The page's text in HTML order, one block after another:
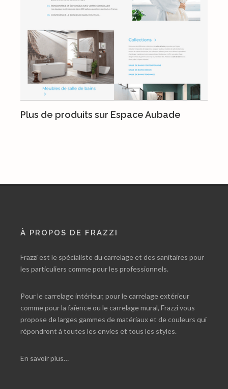
Plus de produits sur Espace Aubade
À PROPOS DE FRAZZI
Frazzi est le spécialiste du carrelage et des sanitaires pour
les particuliers comme pour les professionnels.
Pour le carrelage intérieur, pour le carrelage extérieur
comme pour la faïence ou le carrelage mural, Frazzi vous
propose de larges gammes de matériaux et de couleurs qui
répondront à toutes les envies et tous les styles.
En savoir plus…